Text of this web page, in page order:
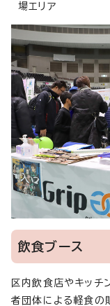
場エリア
飲食ブース
区内飲食店やキッチ
者団体による軽食の